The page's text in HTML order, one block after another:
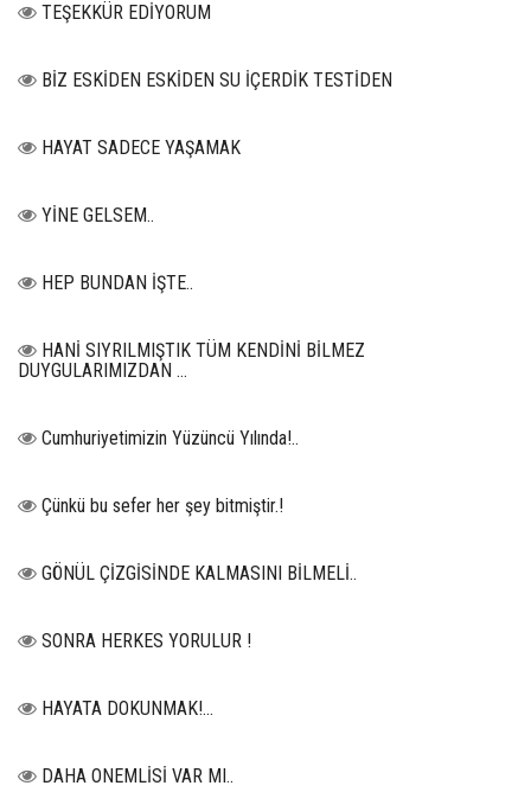
TEŞEKKÜR EDİYORUM
BİZ ESKİDEN ESKİDEN SU İÇERDİK TESTİDEN
HAYAT SADECE YAŞAMAK
YİNE GELSEM..
HEP BUNDAN İŞTE..
HANİ SIYRILMIŞTIK TÜM KENDİNİ BİLMEZ
DUYGULARIMIZDAN …
Cumhuriyetimizin Yüzüncü Yılında!..
Çünkü bu sefer her şey bitmiştir.!
GÖNÜL ÇİZGİSİNDE KALMASINI BİLMELİ..
SONRA HERKES YORULUR !
HAYATA DOKUNMAK!...
DAHA ONEMLİSİ VAR MI..